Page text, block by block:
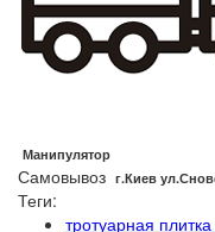
Манипулятор
Самовывоз г.Киев
Теги:
тротуарная плитка